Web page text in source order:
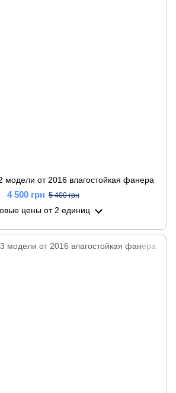
модели от 2016 влагостойкая фанера
4 500 грн 5 400 грн
ценыот 2 единиц